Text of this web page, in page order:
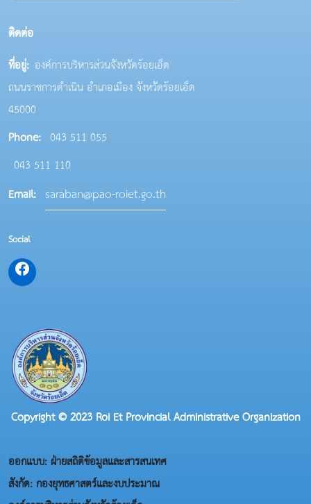
ติดต่อ
ที่อยู่: องค์การบริหารส่วนจังหวัดร้อยเอ็ด
ถนนราชการดำเนิน อำเภอเมือง จังหวัดร้อยเอ็ด
45000
Phone: 043 511 055
043 511 110
Email: saraban@pao-roiet.go.th
Social
Copyright © 2023 Roi Et Provincial Administrative Organization
ออกแบบ: ฝ่ายสถิติข้อมูลและสารสนเทศ
สังกัด: กองยุทธศาสตร์และงบประมาณ